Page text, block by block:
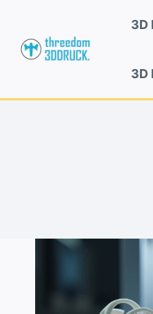
springen
3D
3D